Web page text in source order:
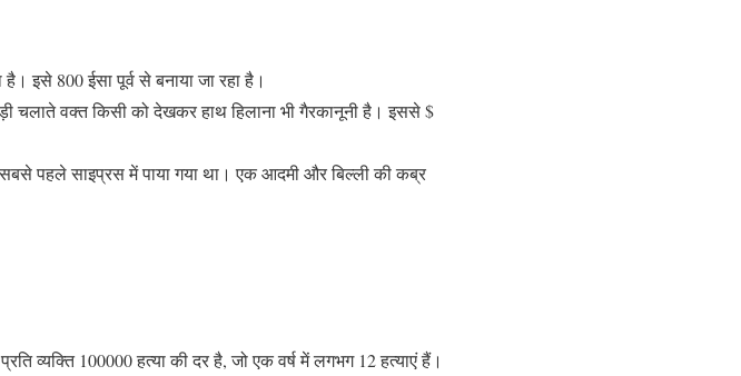
है। इसे 800 ईसा पूर्व से बनाया जा रहा है।
चलाते वक्त किसी को देखकर हाथ हिलाना भी गैरकानूनी है। इससे $
पहले साइप्रस में पाया गया था। एक आदमी और बिल्ली की कब्र
व्यक्ति 100000 हत्या की दर है, जो एक वर्ष में लगभग 12 हत्याएं हैं।